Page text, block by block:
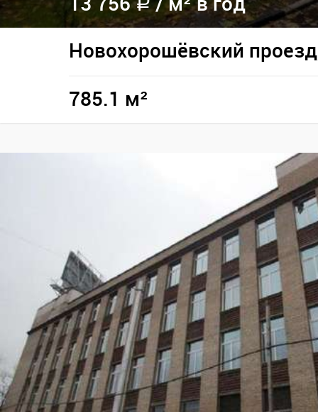
a
Новохорошёвский
785.1 м²